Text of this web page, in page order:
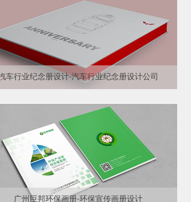
车行业纪念册设计-汽车行业纪念册设计公司
广州巨邦环保画册-环保宣传画册设计